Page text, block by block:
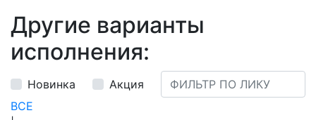
Другие варианты
исполнения:
Новинка
Акция
ВСЕ